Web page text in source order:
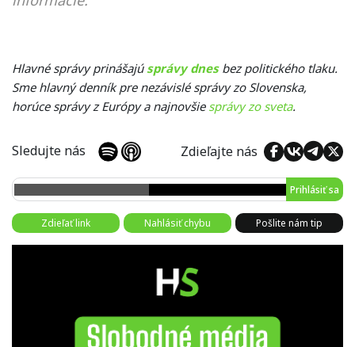
Hlavné správy prinášajú správy dnesbez politického tlaku.
Sme hlavný denník pre nezávislé správy zo Slovenska,
horúce správy z Európy a najnovšie správy zo sveta.
Sledujte nás Zdieľajte nás
Prihlásiť sa
Zdieľať link Nahlásiť chybu Pošlite nám tip